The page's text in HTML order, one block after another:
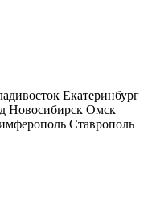
Екатеринбург
Новосибирск Омск
Ставрополь